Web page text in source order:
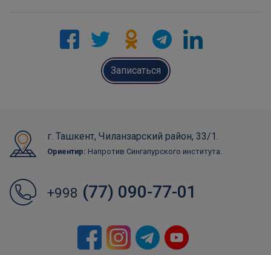
Записаться
г. Ташкент, Чиланзарский район, 33/1.
Ориентир: Напротив Сингапурского института.
+998 (77) 090-77-01